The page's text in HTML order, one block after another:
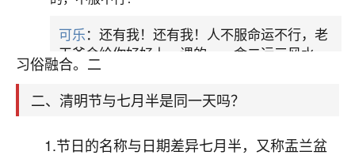
节气之一，日期在公历4月4日至6日之间，由夏、
商、周三代的庙祭发展而来，后与寒食节、上巳节
习俗融合。二
二、清明节与七月半是同一天吗？
1.节日的名称与日期差异七月半，又称盂兰盆
可乐：还有我！还有我！人不服命运不行，老
天爷会给你好好上一课的。一命二运三风水，
哪样不服都不行！
平安是福：我也是每年找老师化太岁，看年
卦，认识老师3年了，都是缘分啊！
17分钟前 来自湖北 19